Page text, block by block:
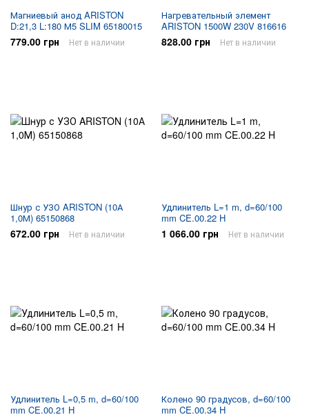
Магниевый анод ARISTON
D:21,3 L:180 М5 SLIM 65180015
779.00 грн Нет в наличии
Нагревательный элемент
ARISTON 1500W 230V 816616
828.00 грн Нет в наличии
Шнур с УЗО ARISTON (10А
1,0М) 65150868
672.00 грн Нет в наличии
Удлинитель L=1 m, d=60/100
mm CE.00.22 H
1 066.00 грн Нет в наличии
Удлинитель L=0,5 m, d=60/100
mm CE.00.21 H
Колено 90 градусов, d=60/100
mm CE.00.34 H